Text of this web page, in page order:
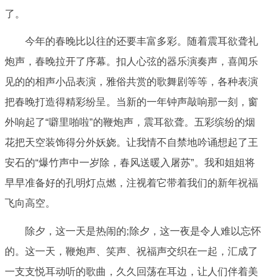
了。
今年的春晚比以往的还要丰富多彩。随着震耳欲聋礼
炮声，春晚拉开了序幕。扣人心弦的器乐演奏声，喜闻乐
见的的相声小品表演，雅俗共赏的歌舞剧等等，各种表演
把春晚打造得精彩纷呈。当新的一年钟声敲响那一刻，窗
外响起了“噼里啪啦”的鞭炮声，震耳欲聋。五彩缤纷的烟
花把天空装饰得分外妖娆。让我情不自禁地吟诵想起了王
安石的“爆竹声中一岁除，春风送暖入屠苏”。我和姐姐将
早早准备好的孔明灯点燃，注视着它带着我们的新年祝福
飞向高空。
除夕，这一天是热闹的;除夕，这一夜是令人难以忘怀
的。这一天，鞭炮声、笑声、祝福声交织在一起，汇成了
一支支悦耳动听的歌曲，久久回荡在耳边，让人们伴着美